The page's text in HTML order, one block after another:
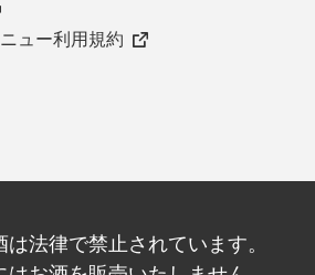
ュー利用規約
法律で禁止されています。